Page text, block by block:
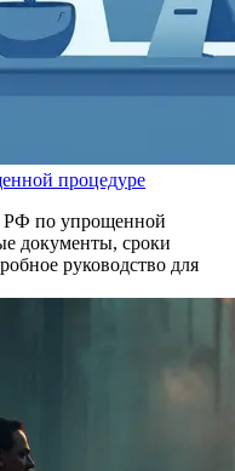
процедуре
РФ по упрощенной
документы, сроки
руководство для